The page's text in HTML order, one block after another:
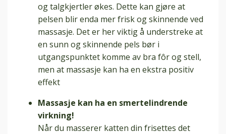
og talgkjertler økes. Dette kan gjøre at
pelsen blir enda mer frisk og skinnende ved
massasje. Det er her viktig å understreke at
en sunn og skinnende pels bør i
utgangspunktet komme av bra fôr og stell,
men at massasje kan ha en ekstra positiv
effekt
Massasje kan ha en smertelindrende
virkning!
Når du masserer katten din frisettes det